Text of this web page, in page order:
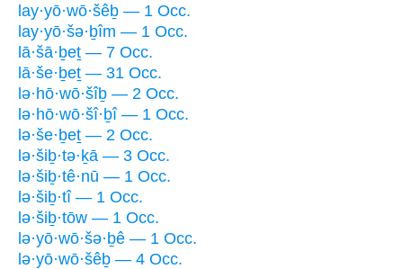
lay·yō·wō·šêḇ — 1 Occ.
lay·yō·šə·ḇîm — 1 Occ.
lā·šā·ḇeṯ — 7 Occ.
lā·še·ḇeṯ — 31 Occ.
lə·hō·wō·šîḇ — 2 Occ.
lə·hō·wō·šî·ḇî — 1 Occ.
lə·še·ḇeṯ — 2 Occ.
lə·šiḇ·tə·ḵā — 3 Occ.
lə·šiḇ·tê·nū — 1 Occ.
lə·šiḇ·tî — 1 Occ.
lə·šiḇ·tōw — 1 Occ.
lə·yō·wō·šə·ḇê — 1 Occ.
lə·yō·wō·šêḇ — 4 Occ.